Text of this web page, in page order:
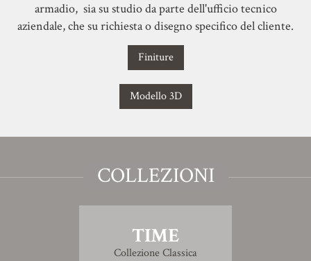
armadio, sia su studio da parte dell'ufficio tecnico
aziendale, che su richiesta o disegno specifico del cliente.
Finiture
Modello 3D
COLLEZIONI
TIME
Collezione Classica